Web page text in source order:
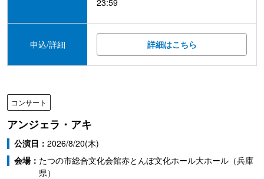
23:59
申込/詳細 詳細はこちら
コンサート
アンジェラ・アキ
公演日： 2026/8/20(木)
会場： たつの市総合文化会館赤とんぼ文化ホール大ホール（兵庫
県）